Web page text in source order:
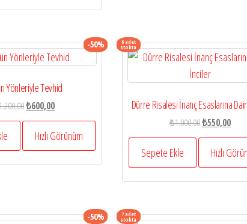
-50%
Yönleriyle Tevhid
Orijinal
fiyat:
₺1.200,00.
₺600,00Şu
andaki
fiyat:
₺600,00.
Hızlı Görünüm
6 adet
stokta
Dürre Risalesi İnanç Esaslarına
₺1.000,00Orijinal
fiyat:
₺1.000,00.
₺550,00Şu
fiyat:
Sepete Ekle Hızlı
-50% 7 adet
stokta